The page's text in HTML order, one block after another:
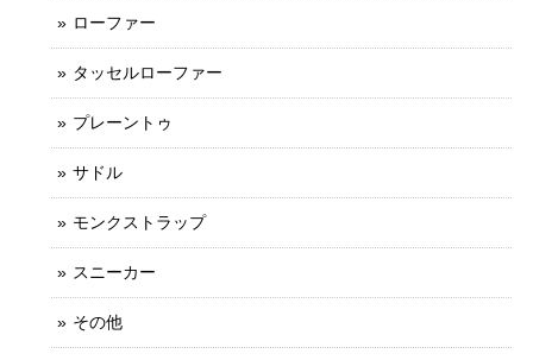
ローファー
タッセルローファー
プレーントゥ
サドル
モンクストラップ
スニーカー
その他